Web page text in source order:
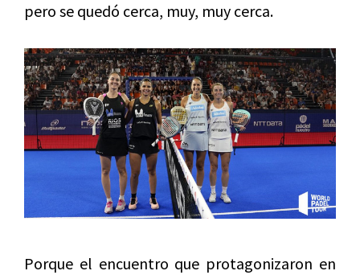
pero se quedó cerca, muy, muy cerca.
Porque el encuentro que protagonizaron en